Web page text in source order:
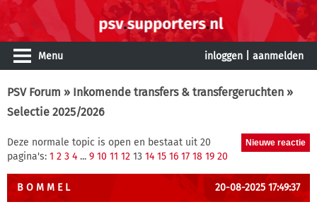
Menu inloggen aanmelden
PSV Forum » Inkomende transfers & transfergeruchten »
Selectie 2025/2026
Deze normale topic is open en bestaat uit 20
pagina's: 1 2 3 4 ... 9 10 11 12 13 14 15 16 17 18 19 20
B O M M E L 20-08-2025 17:49:37